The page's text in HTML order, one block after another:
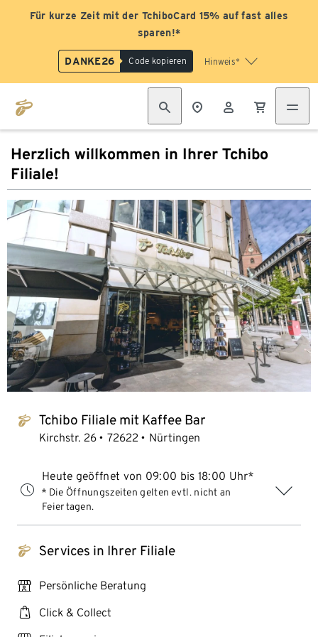
Für kurze Zeit mit der TchiboCard 15% auf fast alles
sparen!*
DANKE26 Code kopieren Hinweis*
Herzlich willkommen in Ihrer Tchibo
Filiale!
tchibo_logo Tchibo Filiale mit Kaffee Bar
Kirchstr. 26 72622 Nürtingen
Heute geöffnet von 09:00 bis 18:00 Uhr*
* Die Öffnungszeiten gelten evtl. nicht an
Feiertagen.
tchibo_logo Services in Ihrer Filiale
personal_services Persönliche Beratung
click_collect Click & Collect